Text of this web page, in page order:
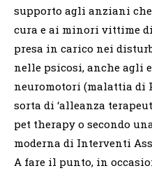
supporto agli anziani
cura e ai minori vittime
presa in carico nei
nelle psicosi, anche agli
neuromotori (malattia di
sorta di ‘alleanza
pet therapy o secondo
moderna di Interventi
A fare il punto, in